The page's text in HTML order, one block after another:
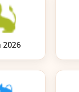
2026